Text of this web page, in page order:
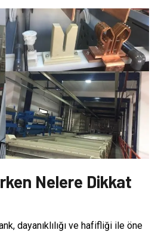
Nelere Dikkat
dayanıklılığı ve hafifliği ile öne